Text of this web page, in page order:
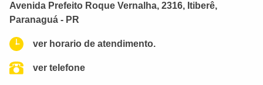
Avenida Prefeito Roque Vernalha, 2316, Itiberê,
Paranaguá - PR
ver horario de atendimento.
ver telefone